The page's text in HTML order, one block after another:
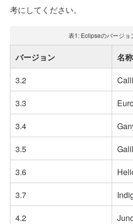
考にしてください。
表1: Eclipseのバージョ
バージョン
名称
3.2
3.3
3.4
3.5
3.6
3.7
4.2